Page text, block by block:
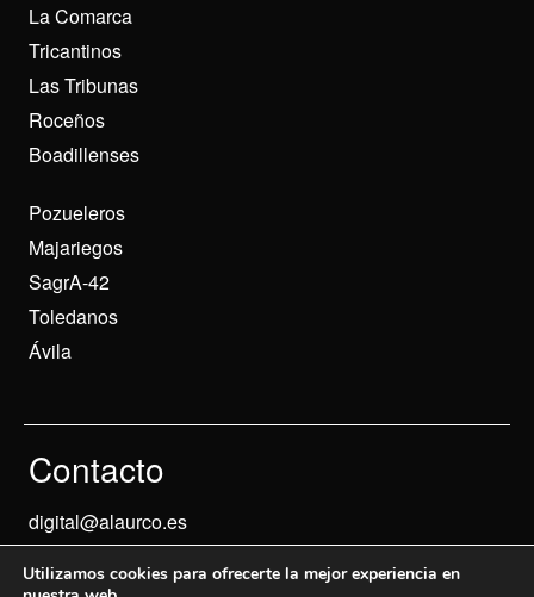
La Comarca
Tricantinos
Las Tribunas
Roceños
Boadillenses
Pozueleros
Majariegos
SagrA-42
Toledanos
Ávila
Contacto
digital@alaurco.es
Utilizamos cookies para ofrecerte la mejor experiencia en